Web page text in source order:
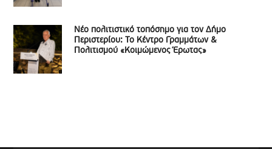
Νέο πολιτιστικό τοπόσημο για τον Δήμο
Περιστερίου: Το Κέντρο Γραμμάτων &
Πολιτισμού «Κοιμώμενος Έρωτας»